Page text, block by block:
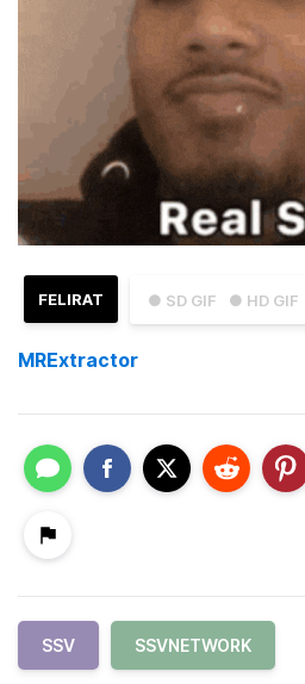
● SD GIF ● HD GIF
FELIRAT
MRExtractor
SSV SSVNETWORK